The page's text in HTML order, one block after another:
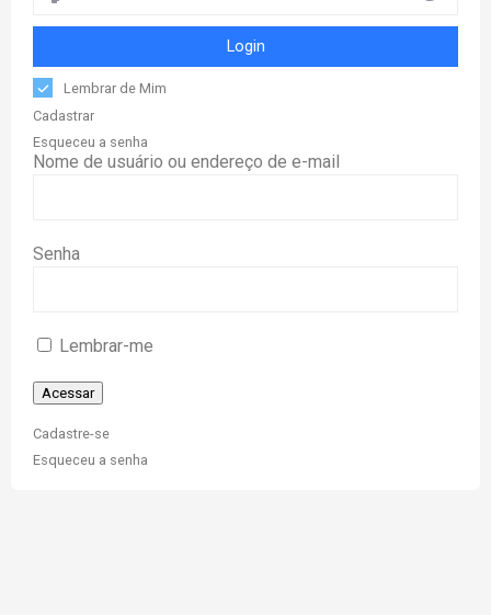
Login
Lembrar de Mim
Cadastrar
Esqueceu a senha
Nome de usuário ou endereço de e-mail
Senha
Lembrar-me
Cadastre-se
Esqueceu a senha